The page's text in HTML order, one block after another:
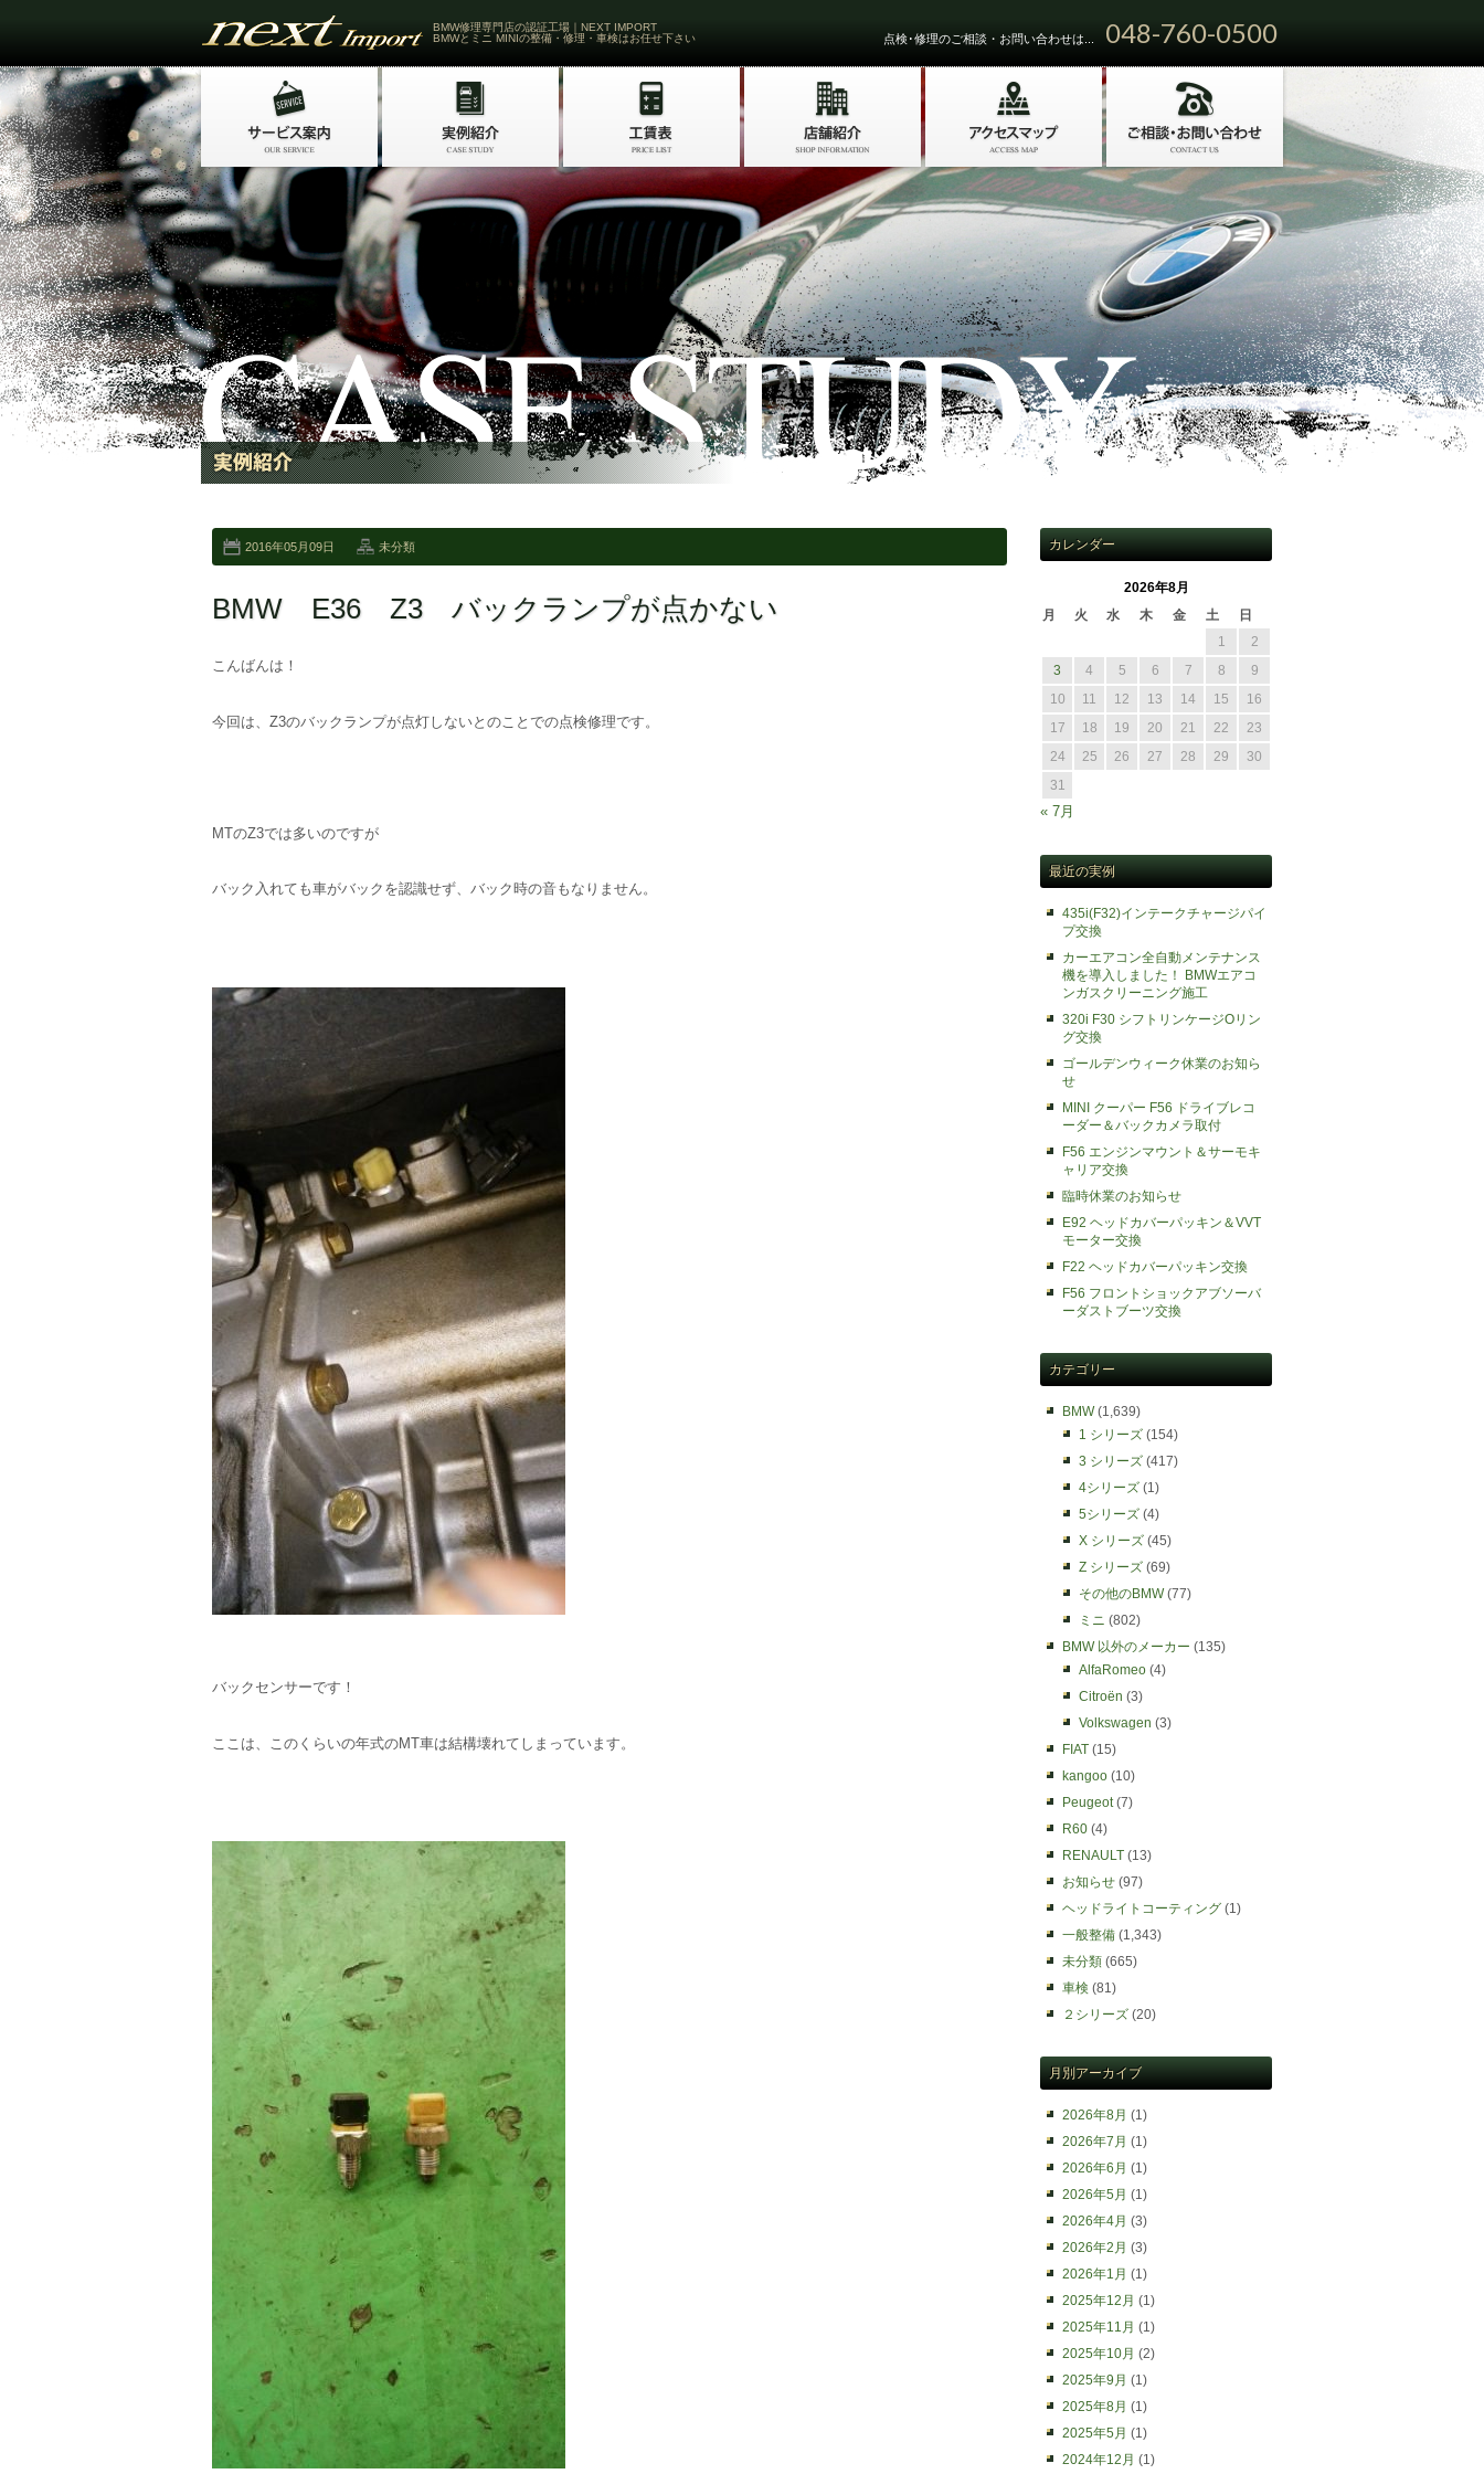
BMW修理専門店の認証工場｜NEXT IMPORT
BMWとミニ MINIの整備・修理・車検はお任せ下さい
点検･修理のご相談・お問い合わせは... 048-760-0500
2016年05月09日 未分類
BMW E36 Z3 バックランプが点かない
こんばんは！
今回は、Z3のバックランプが点灯しないとのことでの点検修理です。
MTのZ3では多いのですが
バック入れても車がバックを認識せず、バック時の音もなりません。
バックセンサーです！
ここは、このくらいの年式のMT車は結構壊れてしまっています。
カレンダー
2026年8月
月
火 水 木 金 土
日
1
2
3
4 5 6 7 8
9
10
11 12 13 14 15
16
17
18 19 20 21 22
23
24
25 26 27 28 29
30
31
« 7月
最近の実例
435i(F32)インテークチャージパイ
プ交換
カーエアコン全自動メンテナンス
機を導入しました！ BMWエアコ
ンガスクリーニング施工
320i F30 シフトリンケージOリン
グ交換
ゴールデンウィーク休業のお知ら
せ
MINI クーパー F56 ドライブレコ
ーダー＆バックカメラ取付
F56 エンジンマウント＆サーモキ
ャリア交換
臨時休業のお知らせ
E92 ヘッドカバーパッキン＆VVT
モーター交換
F22 ヘッドカバーパッキン交換
F56 フロントショックアブソーバ
ーダストブーツ交換
カテゴリー
BMW(1,639)
1 シリーズ (154)
3 シリーズ (417)
4シリーズ (1)
5シリーズ (4)
X シリーズ (45)
Z シリーズ (69)
その他のBMW(77)
ミニ (802)
BMW 以外のメーカー (135)
AlfaRomeo (4)
Citroën (3)
Volkswagen (3)
FIAT (15)
kangoo (10)
Peugeot(7)
R60 (4)
RENAULT (13)
お知らせ (97)
ヘッドライトコーティング (1)
一般整備 (1,343)
未分類 (665)
車検 (81)
２シリーズ (20)
月別アーカイブ
2026年8月 (1)
2026年7月 (1)
2026年6月 (1)
2026年5月 (1)
2026年4月 (3)
2026年2月 (3)
2026年1月 (1)
2025年12月 (1)
2025年11月 (1)
2025年10月 (2)
2025年9月 (1)
2025年8月 (1)
2025年5月 (1)
2024年12月 (1)